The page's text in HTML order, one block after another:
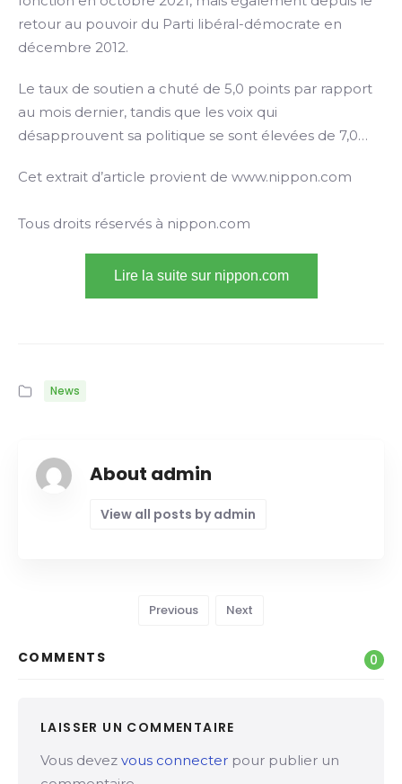
retour au pouvoir du Parti libéral-démocrate en
décembre 2012.
Le taux de soutien a chuté de 5,0 points par rapport
au mois dernier, tandis que les voix qui
désapprouvent sa politique se sont élevées de 7,0…
Cet extrait d’article provient de www.nippon.com
Tous droits réservés à nippon.com
Lire la suite sur nippon.com
News
About admin
View all posts by admin
Previous Next
COMMENTS 0
LAISSER UN COMMENTAIRE
Vous devez vous connecter pour publier un